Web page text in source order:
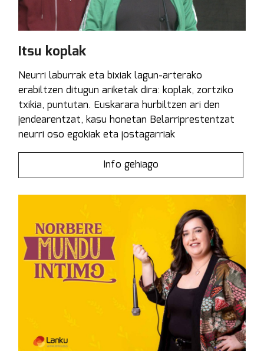
Itsu koplak
Neurri laburrak eta bixiak lagun-arterako
erabiltzen ditugun ariketak dira: koplak, zortziko
txikia, puntutan. Euskarara hurbiltzen ari den
jendearentzat, kasu honetan Belarriprestentzat
neurri oso egokiak eta jostagarriak
Info gehiago